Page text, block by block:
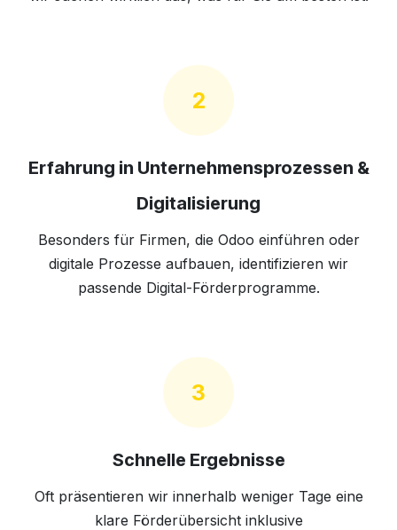
2
Erfahrung in Unternehmensprozessen &
Digitalisierung
Besonders für Firmen, die Odoo einführen oder
digitale Prozesse aufbauen, identifizieren wir
passende Digital-Förderprogramme.
3
Schnelle Ergebnisse
Oft präsentieren wir innerhalb weniger Tage eine
klare Förderübersicht inklusive